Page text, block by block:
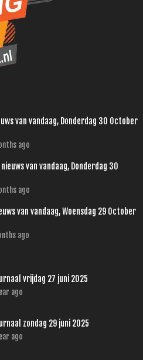
van vandaag, Donderdag 30 October
ago
van vandaag, Donderdag 30
ago
van vandaag, Woensdag 29 October
ago
vrijdag 27 juni 2025
ago
zondag 29 juni 2025
ago